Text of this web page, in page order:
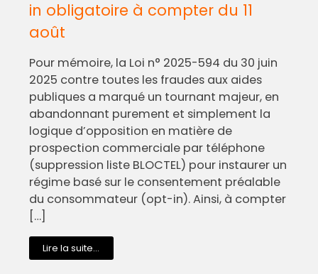
in obligatoire à compter du 11
août
Pour mémoire, la Loi n° 2025-594 du 30 juin
2025 contre toutes les fraudes aux aides
publiques a marqué un tournant majeur, en
abandonnant purement et simplement la
logique d’opposition en matière de
prospection commerciale par téléphone
(suppression liste BLOCTEL) pour instaurer un
régime basé sur le consentement préalable
du consommateur (opt-in). Ainsi, à compter
[…]
Lire la suite...